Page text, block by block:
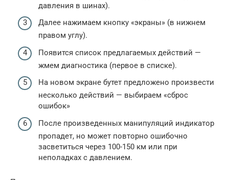
давления в шинах).
Далее нажимаем кнопку «экраны» (в нижнем
правом углу).
Появится список предлагаемых действий —
жмем диагностика (первое в списке).
На новом экране бутет предложено произвести
несколько действий — выбираем «сброс
ошибок»
После произведенных манипуляций индикатор
пропадет, но может повторно ошибочно
засветиться через 100-150 км или при
неполадках с давлением.